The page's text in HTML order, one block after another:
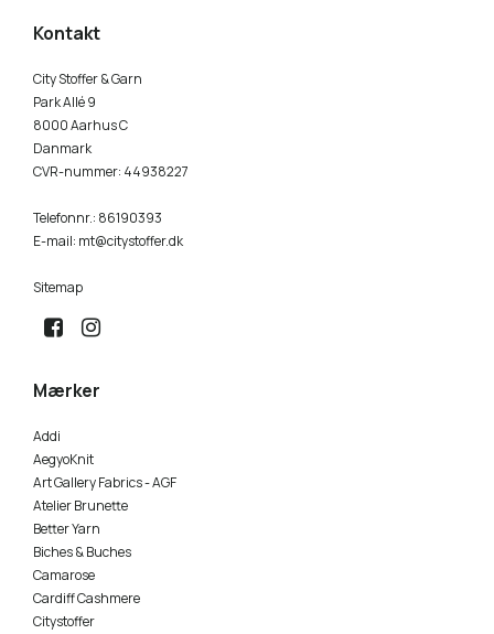
Kontakt
City Stoffer & Garn
Park Allé 9
8000 Aarhus C
Danmark
CVR-nummer: 44938227
Telefonnr.: 86190393
E-mail: mt@citystoffer.dk
Sitemap
Mærker
Addi
AegyoKnit
Art Gallery Fabrics - AGF
Atelier Brunette
Better Yarn
Biches & Buches
Camarose
Cardiff Cashmere
Citystoffer